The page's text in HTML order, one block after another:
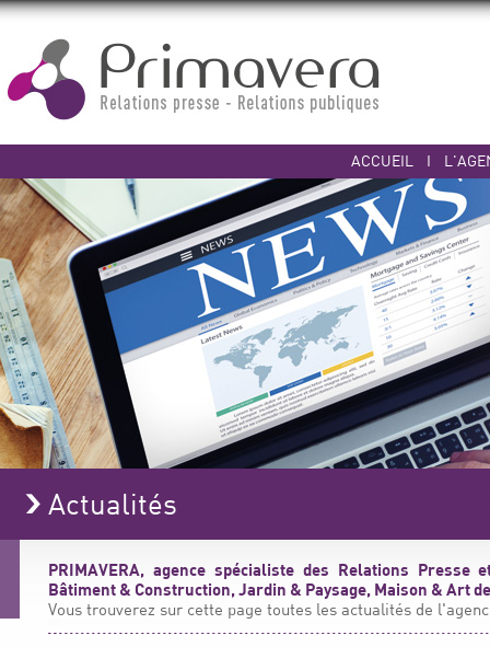
ACCUEIL I
Actualités
PRIMAVERA, agence spécialiste des Relations
Bâtiment & Construction, Jardin & Paysage, Maison & Art
Vous trouverez sur cette page toutes les actualités de